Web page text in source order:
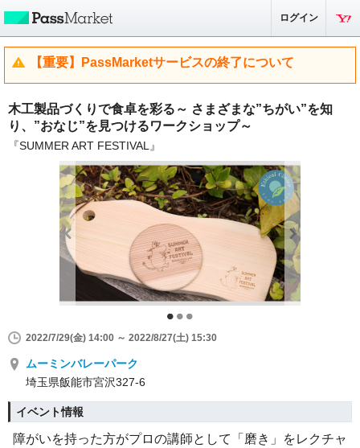
ログイン
【重要】PassMarketサービスの終了について
木工製品づくりで食卓を彩る～ さまざまな”ちがい”を知
り、”おなじ”を見つけるワークショップ～
『SUMMER ART FESTIVAL』
2022/7/29(金) 14:00 ～ 2022/8/27(土) 15:30
ムーミンバレーパーク
埼玉県飯能市宮沢327-6
イベント情報
障がいを持った方がプロの講師として「磨き」をレクチャ